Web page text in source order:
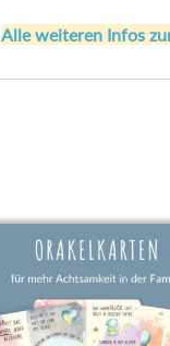
Alle weiteren Infos